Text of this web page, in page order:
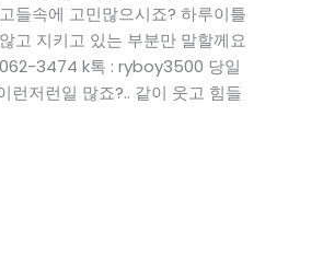
들속에 고민많으시죠? 하루이틀
고 지키고 있는 부분만 말할께요
3474 k톡 : ryboy3500 당일
런저런일 많죠?.. 같이 웃고 힘들